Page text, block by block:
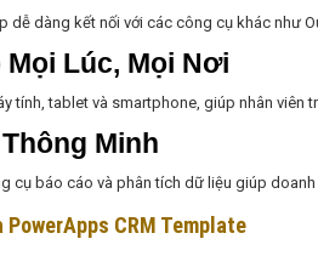
dễ dàng kết nối với các công cụ khác như
Mọi Lúc, Mọi Nơi
tính, tablet và smartphone, giúp nhân viên
Minh
cụ báo cáo và phân tích dữ liệu giúp
PowerApps CRM Template